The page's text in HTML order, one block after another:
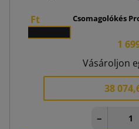
Ft Csomagolókés
1
Vásároljon
38
−